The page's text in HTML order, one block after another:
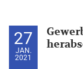
27
JAN.
2021